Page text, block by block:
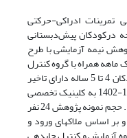
ادراکی-حرکتی
درکودکان پیش‌دبستانی
نیمه آزمایشی با طرح
همراه با گروه کنترل
بود. جامعه آماری پژوهش شامل کلیه کودکان 4 تا 5 ساله دارای تاخیر
رشد مغز شهر تهران بود که در سال 1403-1402 به کلینیک تخصصی
مغز و اعصاب روان مهر مراجعه کرده بودند. حجم نمونه پژوهش 24 نفر
بود که به روش نمونه‎گیری در دسترس و بر اساس ملاک‎های ورود و